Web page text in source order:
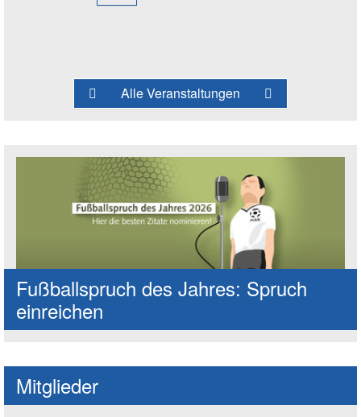
Alle Veranstaltungen
Fußballspruch des Jahres: Spruch
einreichen
Mitglieder